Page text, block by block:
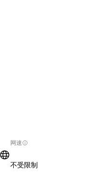
网速
不受限制